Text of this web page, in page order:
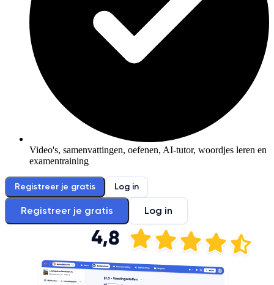
Video's, samenvattingen, oefenen, AI-tutor, woordjes leren en
examentraining
Registreer je gratis Log in
Registreer je gratis Log in